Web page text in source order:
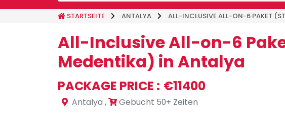
STARTSEITE ANTALYA ALL-INCLUSIVE ALL-ON-6 PAKET
All-Inclusive All-on-6
Medentika) in Antalya
PACKAGE PRICE : €11400
Antalya , Gebucht 50+ Zeiten